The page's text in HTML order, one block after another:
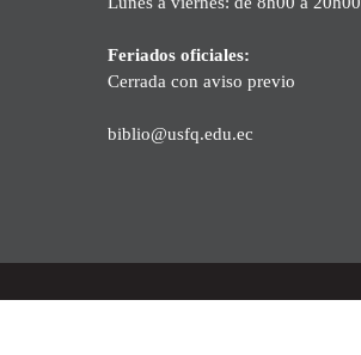
Feriados oficiales:
Cerrada con aviso previo
biblio@usfq.edu.ec